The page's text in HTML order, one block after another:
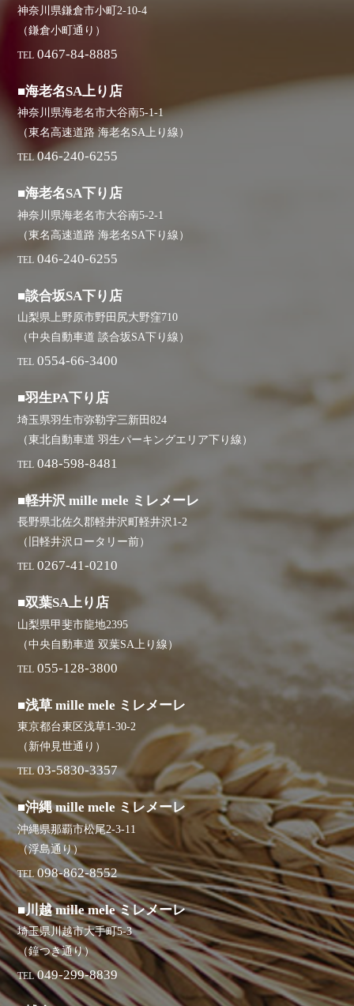
神奈川県鎌倉市小町2-10-4
（鎌倉小町通り）
TEL 0467-84-8885
■海老名SA上り店
神奈川県海老名市大谷南5-1-1
（東名高速道路 海老名SA上り線）
TEL 046-240-6255
■海老名SA下り店
神奈川県海老名市大谷南5-2-1
（東名高速道路 海老名SA下り線）
TEL 046-240-6255
■談合坂SA下り店
山梨県上野原市野田尻大野窪710
（中央自動車道 談合坂SA下り線）
TEL 0554-66-3400
■羽生PA下り店
埼玉県羽生市弥勒字三新田824
（東北自動車道 羽生パーキングエリア下り線）
TEL 048-598-8481
■軽井沢 mille mele ミレメーレ
長野県北佐久郡軽井沢町軽井沢1-2
（旧軽井沢ロータリー前）
TEL 0267-41-0210
■双葉SA上り店
山梨県甲斐市龍地2395
（中央自動車道 双葉SA上り線）
TEL 055-128-3800
■浅草 mille mele ミレメーレ
東京都台東区浅草1-30-2
（新仲見世通り）
TEL 03-5830-3357
■沖縄 mille mele ミレメーレ
沖縄県那覇市松尾2-3-11
（浮島通り）
TEL 098-862-8552
■川越 mille mele ミレメーレ
埼玉県川越市大手町5-3
（鐘つき通り）
TEL 049-299-8839